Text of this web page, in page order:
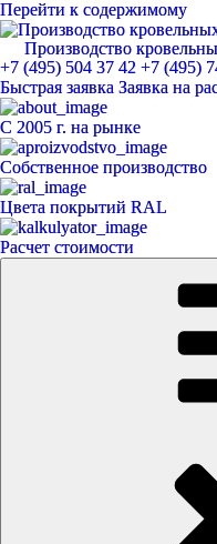
Перейти к содержимому
Производство
ЕвроМет
+7 (495) 504 37 42 +7 (495)
Быстрая заявка Заявка на
С 2005 г. на рынке
Собственное производство
Цвета покрытий RAL
Расчет стоимости